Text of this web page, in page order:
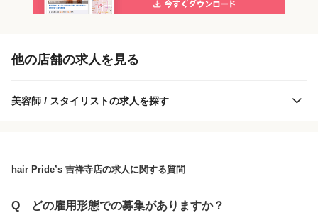
「アルバイト・パート」を募集している店舗
hair Pride’s 吉祥寺店
他の店舗の求人を見る
美容師 / スタイリストの求人を探す
hair Pride’s 吉祥寺店の求人に関する質問
Q
どの雇用形態での募集がありますか？